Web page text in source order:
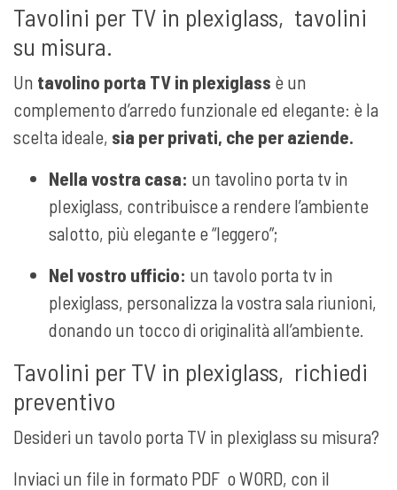
Tavolini per TV in plexiglass, tavolini
su misura.
Un tavolino porta TV in plexiglass è un
complemento d’arredo funzionale ed elegante: è la
scelta ideale, sia per privati, che per aziende.
Nella vostra casa: un tavolino porta tv in
plexiglass, contribuisce a rendere l’ambiente
salotto, più elegante e “leggero”;
Nel vostro ufficio: un tavolo porta tv in
plexiglass, personalizza la vostra sala riunioni,
donando un tocco di originalità all’ambiente.
Tavolini per TV in plexiglass, richiedi
preventivo
Desideri un tavolo porta TV in plexiglass su misura?
Inviaci un file in formato PDF o WORD, con il